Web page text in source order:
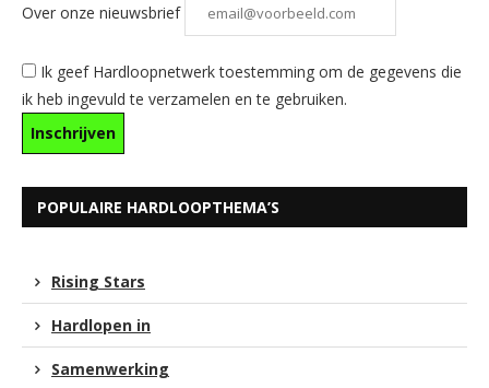
Over onze nieuwsbrief
Ik geef Hardloopnetwerk toestemming om de gegevens die
ik heb ingevuld te verzamelen en te gebruiken.
POPULAIRE HARDLOOPTHEMA’S
Rising Stars
Hardlopen in
Samenwerking